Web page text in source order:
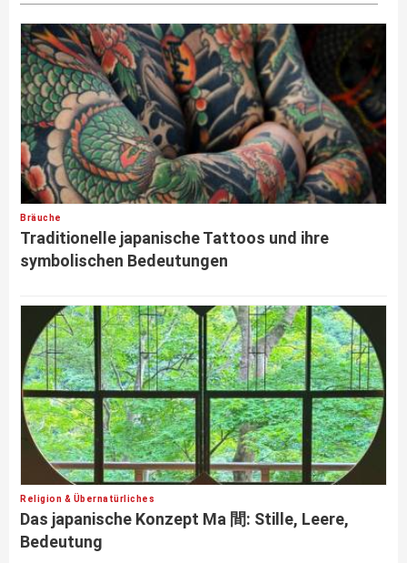
Bräuche
Traditionelle japanische Tattoos und ihre
symbolischen Bedeutungen
Religion & Übernatürliches
Das japanische Konzept Ma 間: Stille, Leere,
Bedeutung